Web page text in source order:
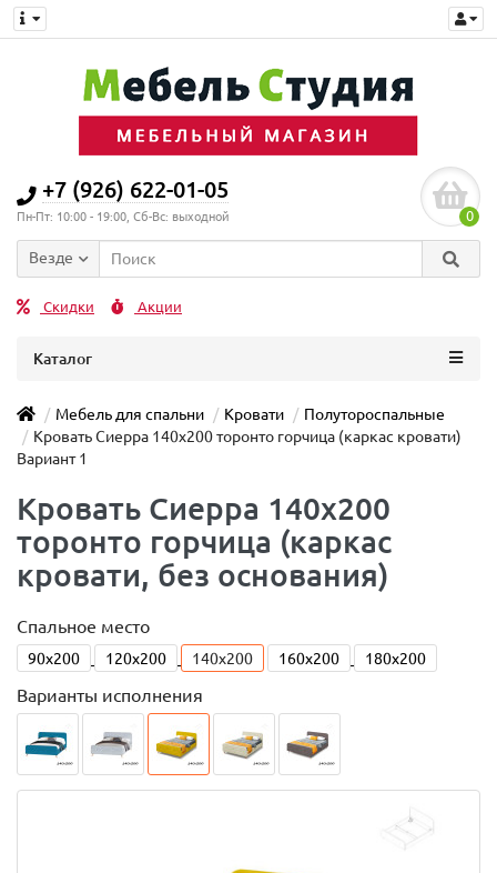
+7 (926) 622-01-05
Пн-Пт: 10:00 - 19:00, Сб-Вс: выходной 0
Везде
Скидки Акции
Каталог
Мебель для спальни Кровати
Полутороспальные
Кровать Сиерра 140х200 торонто горчица (каркас кровати)
Вариант 1
Кровать Сиерра 140х200
торонто горчица (каркас
кровати, без основания)
Спальное место
90x200 120x200 140x200 160x200 180x200
Варианты исполнения